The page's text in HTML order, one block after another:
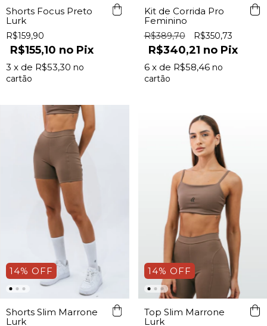
Shorts Focus Preto
Lurk
R$159,90
R$155,10 Pix
3 x de R$53,30
Kit de Corrida Pro
Feminino
R$389,70 R$350,73
R$340,21 Pix
6 x de R$58,46
14% OFF
Shorts Slim Marrone
Lurk
14% OFF
Top Slim Marrone
Lurk